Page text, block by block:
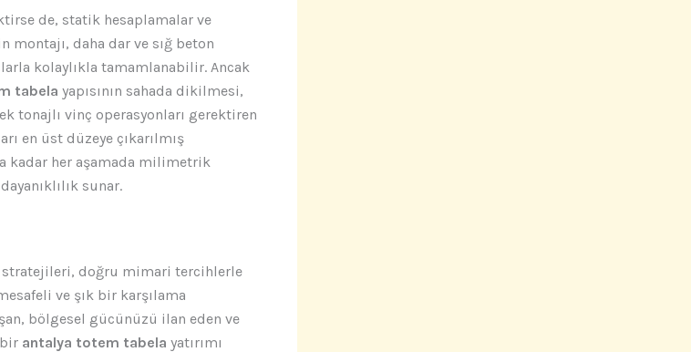
de, statik hesaplamalar ve
daha dar ve sığ beton
kolaylıkla tamamlanabilir. Ancak
tabela yapısının sahada dikilmesi,
tonajlı vinç operasyonları gerektiren
en üst düzeye çıkarılmış
kadar her aşamada milimetrik
sunar.
stratejileri, doğru mimari tercihlerle
ve şık bir karşılama
bölgesel gücünüzü ilan eden ve
antalya totem tabela yatırımı